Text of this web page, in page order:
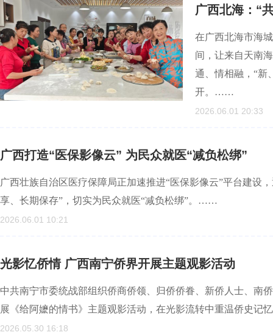
广西北海：“
在广西北海市海
间，让来自天南
通、情相融，“新
开。……
2026.06.01 20:33
广西打造“医保影像云” 为民众就医“减负松绑”
广西壮族自治区医疗保障局正加速推进“医保影像云”平台建设
享、长期保存”，切实为民众就医“减负松绑”。……
2026.06.01 10:21
光影忆侨情 广西南宁侨界开展主题观影活动
中共南宁市委统战部组织侨商侨领、归侨侨眷、新侨人士、南
展《给阿嬷的情书》主题观影活动，在光影流转中重温侨史
2026.05.30 16:18